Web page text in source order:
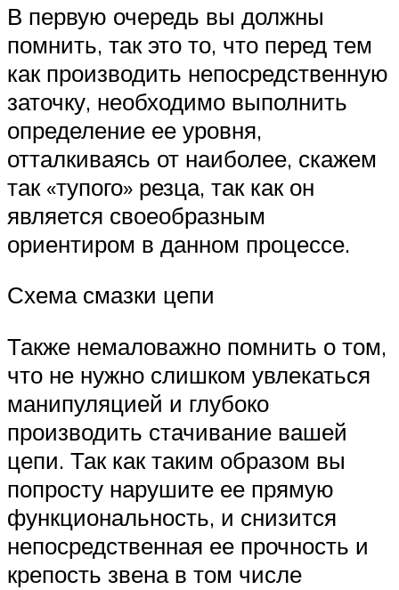
В первую очередь вы должны
помнить, так это то, что перед тем
как производить непосредственную
заточку, необходимо выполнить
определение ее уровня,
отталкиваясь от наиболее, скажем
так «тупого» резца, так как он
является своеобразным
ориентиром в данном процессе.
Схема смазки цепи
Также немаловажно помнить о том,
что не нужно слишком увлекаться
манипуляцией и глубоко
производить стачивание вашей
цепи. Так как таким образом вы
попросту нарушите ее прямую
функциональность, и снизится
непосредственная ее прочность и
крепость звена в том числе